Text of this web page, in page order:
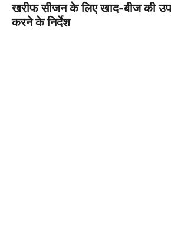
खरीफ सीजन के लिए खाद-बीज की
करने के निर्देश